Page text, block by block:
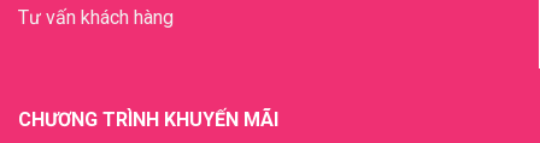
Tư vấn khách hàng
CHƯƠNG TRÌNH KHUYẾN MÃI